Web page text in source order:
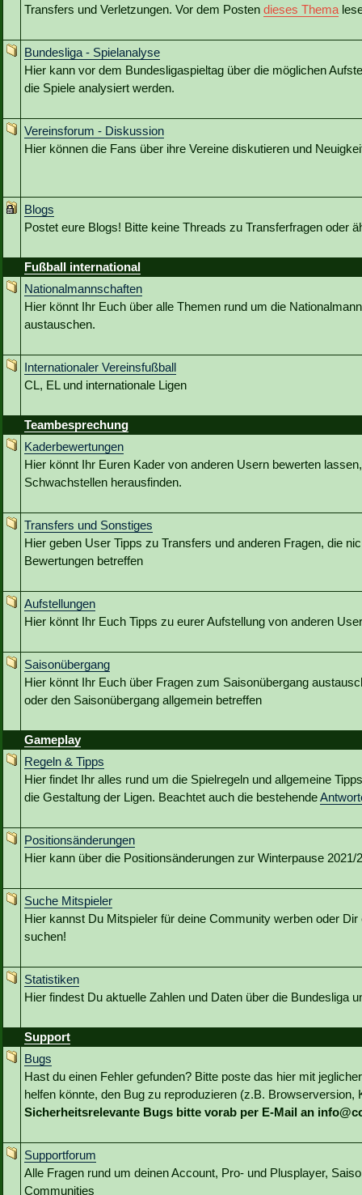
Transfers und Verletzungen. Vor dem Posten dieses Thema
Bundesliga - Spielanalyse
Hier kann vor dem Bundesligaspieltag über die möglichen
die Spiele analysiert werden.
Vereinsforum - Diskussion
Hier können die Fans über ihre Vereine diskutieren und
Blogs
Postet eure Blogs! Bitte keine Threads zu Transferfragen oder
Fußball international
Nationalmannschaften
Hier könnt Ihr Euch über alle Themen rund um die
austauschen.
Internationaler Vereinsfußball
CL, EL und internationale Ligen
Teambesprechung
Kaderbewertungen
Hier könnt Ihr Euren Kader von anderen Usern bewerten
Schwachstellen herausfinden.
Transfers und Sonstiges
Hier geben User Tipps zu Transfers und anderen Fragen, die
Bewertungen betreffen
Aufstellungen
Hier könnt Ihr Euch Tipps zu eurer Aufstellung von anderen
Saisonübergang
Hier könnt Ihr Euch über Fragen zum Saisonübergang
oder den Saisonübergang allgemein betreffen
Gameplay
Regeln & Tipps
Hier findet Ihr alles rund um die Spielregeln und allgemeine
die Gestaltung der Ligen. Beachtet auch die bestehende
Positionsänderungen
Hier kann über die Positionsänderungen zur Winterpause 2021/
Suche Mitspieler
Hier kannst Du Mitspieler für deine Community werben oder Dir
suchen!
Statistiken
Hier findest Du aktuelle Zahlen und Daten über die Bundesliga
Support
Bugs
Hast du einen Fehler gefunden? Bitte poste das hier mit
helfen könnte, den Bug zu reproduzieren (z.B. Browserversion,
Sicherheitsrelevante Bugs bitte vorab per E-Mail an
Supportforum
Alle Fragen rund um deinen Account, Pro- und Plusplayer,
Communities